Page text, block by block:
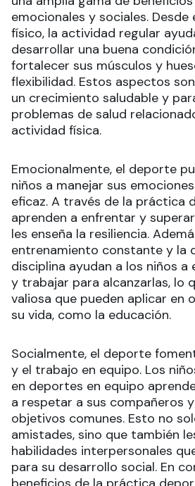
emocionales y sociales.
físico, la actividad regular
desarrollar una buena
fortalecer sus músculos y
flexibilidad. Estos aspectos
un crecimiento saludable y
problemas de salud
actividad física.
Emocionalmente, el deporte
niños a manejar sus
eficaz. A través de la práctica
aprenden a enfrentar y
les enseña la resiliencia.
entrenamiento constante y la
disciplina ayudan a los niños
y trabajar para alcanzarlas, lo
valiosa que pueden aplicar en
su vida, como la educación.
Socialmente, el deporte
y el trabajo en equipo. Los
en deportes en equipo
a respetar a sus compañeros
objetivos comunes. Esto no
amistades, sino que también
habilidades interpersonales
para su desarrollo social. En